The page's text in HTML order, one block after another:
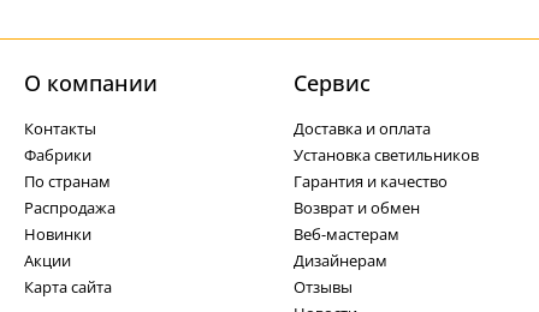
О компании
Контакты
Фабрики
По странам
Распродажа
Новинки
Акции
Карта сайта
Cервис
Доставка и оплата
Установка светильников
Гарантия и качество
Возврат и обмен
Веб-мастерам
Дизайнерам
Отзывы